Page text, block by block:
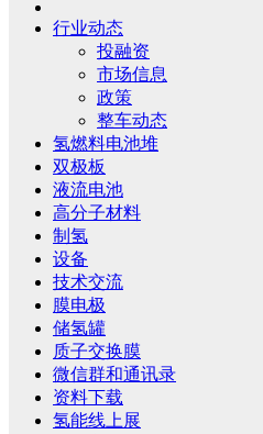
行业动态
投融资
市场信息
政策
整车动态
氢燃料电池堆
双极板
液流电池
高分子材料
制氢
设备
技术交流
膜电极
储氢罐
质子交换膜
微信群和通讯录
资料下载
氢能线上展